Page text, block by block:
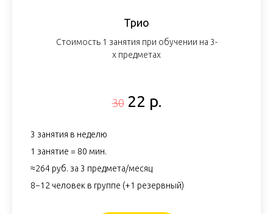
Трио
Стоимость 1 занятия при обучении на 3-
х предметах
30 22 р.
3 занятия в неделю
1 занятие = 80 мин.
≈264 руб. за 3 предмета/месяц
8−12 человек в группе (+1 резервный)